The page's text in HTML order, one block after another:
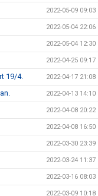
2022-05-09 09:03
2022-05-04 22:06
2022-05-04 12:30
2022-04-25 09:17
19/4. 2022-04-17 21:08
2022-04-13 14:10
2022-04-08 20:22
2022-04-08 16:50
2022-03-30 23:39
2022-03-24 11:37
2022-03-16 08:03
2022-03-09 10:18